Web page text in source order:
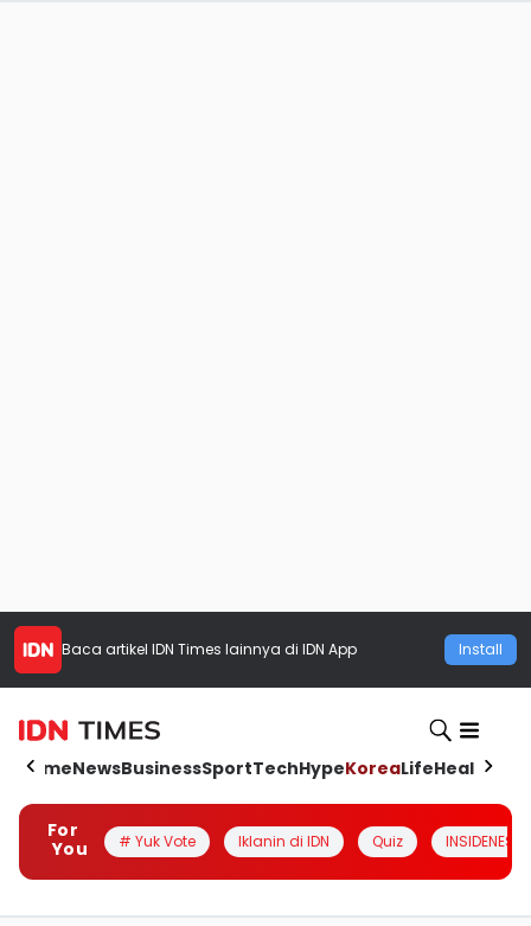
Baca artikel IDN Times lainnya di IDN App Install
HomeNewsBusinessSportTechHypeKoreaLifeHealth
For
You
# Yuk Vote Iklanin di IDN Quiz INSIDENESIA